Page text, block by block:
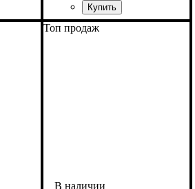
Устройство: снятие
изоляции
Тип кабеля: провод
Диаметр кабеля, мм: 4-15
Сечение кабеля, мм2: 1,5-
2,5
Топ продаж